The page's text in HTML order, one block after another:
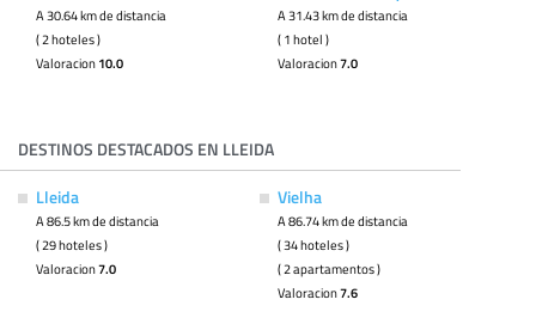
A 30.64 km de distancia
( 2 hoteles )
Valoracion 10.0
A 31.43 km de distancia
( 1 hotel )
Valoracion7.0
DESTINOS DESTACADOS EN LLEIDA
Lleida
A 86.5 km de distancia
( 29 hoteles )
Valoracion7.0
Vielha
A 86.74 km de distancia
( 34 hoteles )
( 2 apartamentos )
Valoracion7.6